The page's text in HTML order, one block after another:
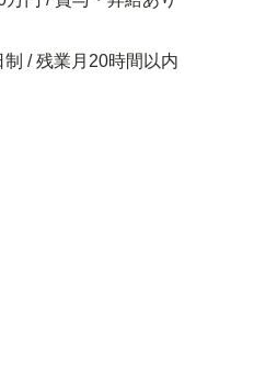
/ 残業月20時間以内